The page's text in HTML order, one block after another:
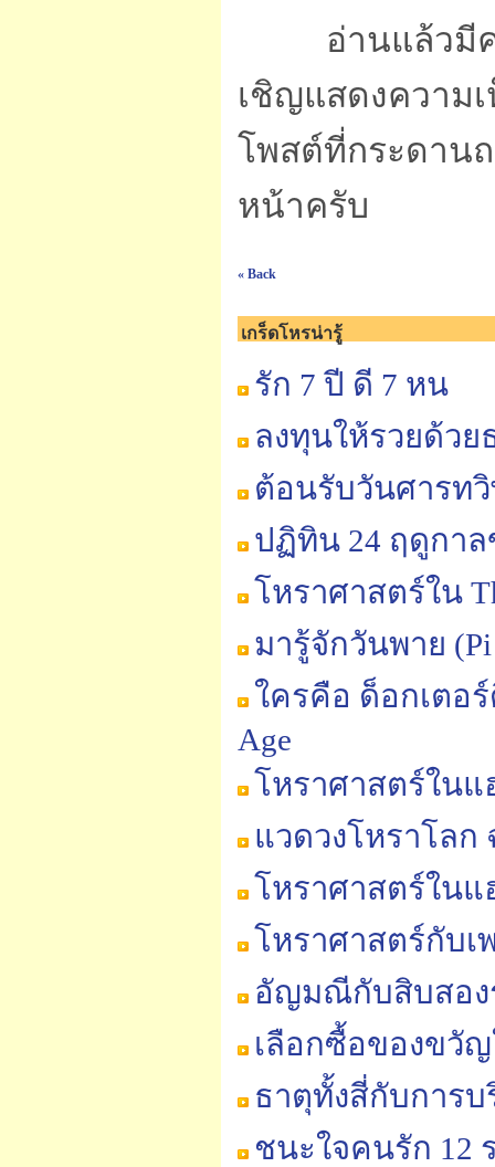
อ่านแล้วมีคว
เชิญแสดงความ
โพสต์ที่กระดาน
หน้าครับ
« Back
เกร็ดโหรน่ารู้
รัก 7 ปี ดี 7 หน
ลงทุนให้รวยด้วย
ต้อนรับวันศารทวิ
ปฏิทิน 24 ฤดูกา
โหราศาสตร์ใน
มารู้จักวันพาย
ใครคือ ด็อกเตอร์
Age
โหราศาสตร์ในแ
แวดวงโหราโลก
โหราศาสตร์ในแ
โหราศาสตร์กับเ
อัญมณีกับสิบสอง
เลือกซื้อของขวั
ธาตุทั้งสี่กับการบ
ชนะใจคนรัก 12